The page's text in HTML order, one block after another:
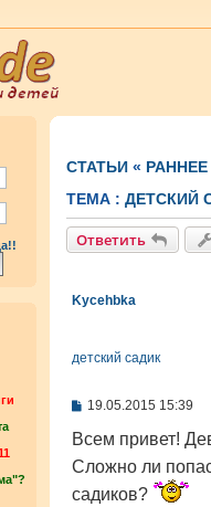
СТАТЬИ «
ТЕМА : ДЕТСКИЙ
Ответить
Kycehbka
детский садик
С
о
щ
н
19.05.2015 15:39
Всем привет!
Сложно ли
садиков?